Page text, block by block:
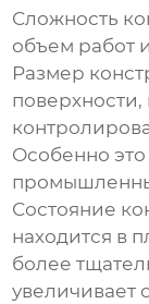
Сложность
объем работ
Размер
Особенно
Состояние
находится в
более
увеличивает